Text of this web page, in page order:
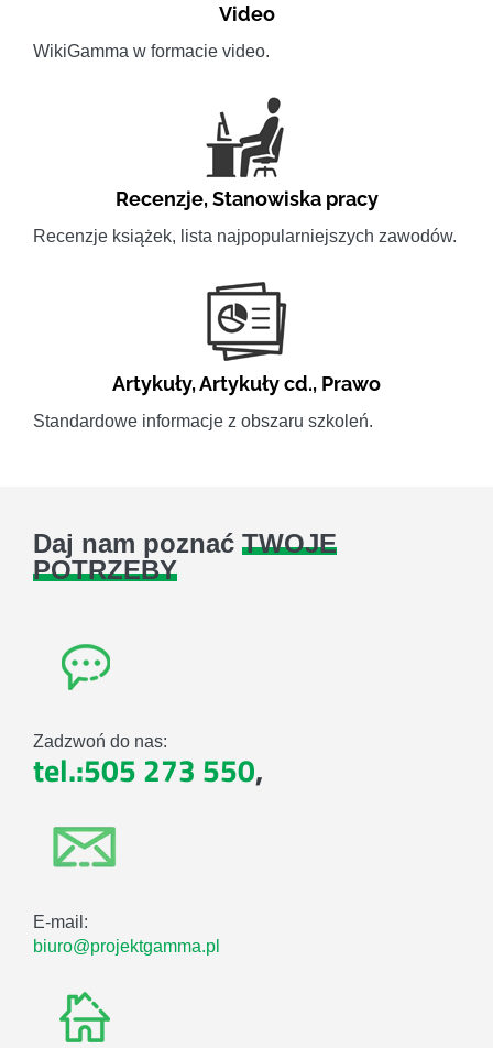
Video
WikiGamma w formacie video.
Recenzje,Stanowiska pracy
Recenzje książek, lista najpopularniejszych zawodów.
Artykuły,Artykuły cd., Prawo
Standardowe informacje z obszaru szkoleń.
Daj nam poznać TWOJE
POTRZEBY
Zadzwoń do nas:
tel.:505 273 550,
E-mail:
biuro@projektgamma.pl